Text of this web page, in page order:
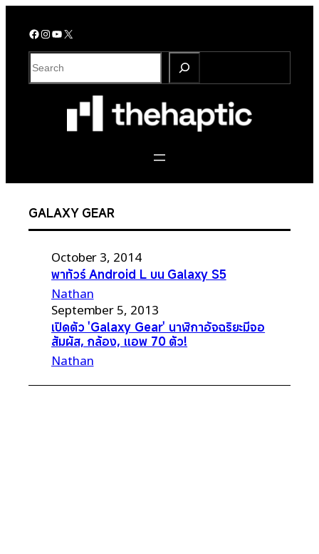
Facebook InstagramYouTube X
S
e
GALAXY GEAR
October 3, 2014
พาทัวร์ Android L บน Galaxy S5
Nathan
September 5, 2013
เปิดตัว 'Galaxy Gear' นาฬิกาอัจฉริยะมีจอ
สัมผัส, กล้อง, แอพ 70 ตัว!
Nathan